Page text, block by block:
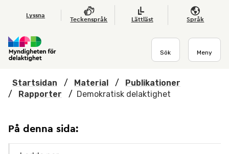
Hoppa till huvudmenyn
Lyssna
Teckenspråk Lättläst Språk
Sök Meny
Startsidan / Material /
Publikationer
/
Rapporter / Demokratisk delaktighet
På denna sida: